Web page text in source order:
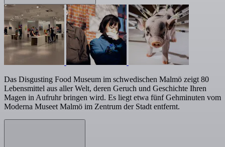
Das Disgusting Food Museum im schwedischen Malmö zeigt 80
Lebensmittel aus aller Welt, deren Geruch und Geschichte Ihren
Magen in Aufruhr bringen wird. Es liegt etwa fünf Gehminuten vom
Moderna Museet Malmö im Zentrum der Stadt entfernt.